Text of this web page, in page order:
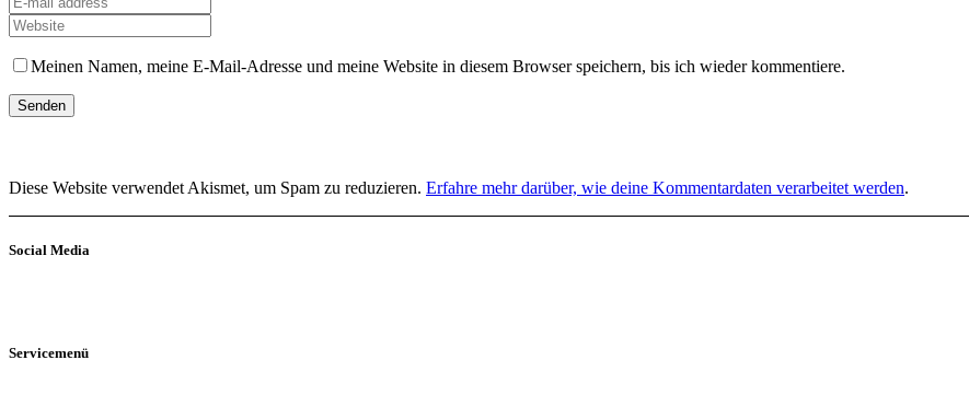
Meinen Namen, meine E-Mail-Adresse und meine Website in diesem Browser speichern, bis ich wieder kommentiere.
Diese Website verwendet Akismet, um Spam zu reduzieren. Erfahre mehr darüber, wie deine Kommentardaten verarbeitet werden.
Social Media
Servicemenü